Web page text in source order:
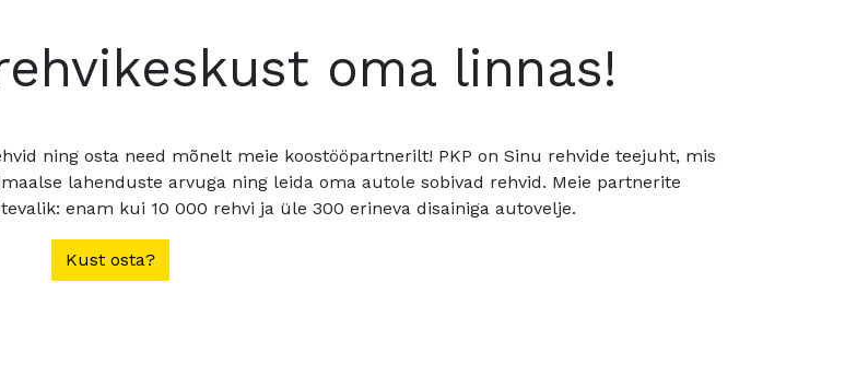
oma linnas!
ning osta need mõnelt meie koostööpartnerilt! PKP on Sinu rehvide teejuht, mis
lahenduste arvuga ning leida oma autole sobivad rehvid. Meie partnerite
enam kui 10 000 rehvi ja üle 300 erineva disainiga autovelje.
Kust osta?